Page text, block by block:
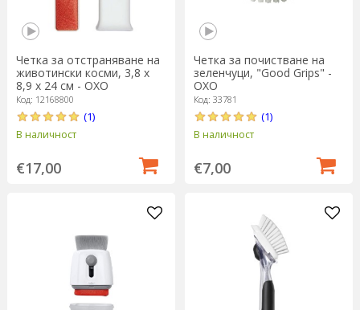
Четка за отстраняване на
животински косми, 3,8 x
8,9 x 24 см - OXO
Код: 12168800
(1)
В наличност
€17,00
Четка за почистване на
зеленчуци, "Good Grips" -
OXO
Код: 33781
(1)
В наличност
€7,00